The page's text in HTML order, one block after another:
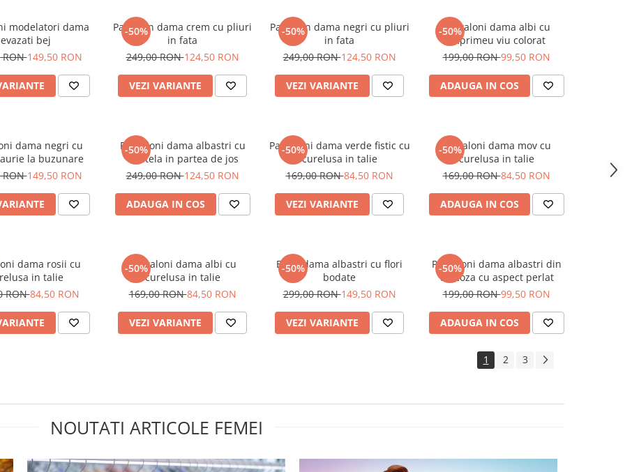
modelatori dama
evazati bej
RON149,50 RON
-50%
Pantalon dama crem cu pliuri
in fata
249,00 RON124,50 RON
VEZI VARIANTE
-50%
Pantalon dama negri cu pliuri
in fata
249,00 RON124,50 RON
VEZI VARIANTE
-50%
Pantaloni dama albi cu
imprimeu viu colorat
199,00 RON99,50 RON
ADAUGA IN COS
dama negri cu
la buzunare
RON149,50 RON
-50%
Pantaloni dama albastri cu
dantela in partea de jos
249,00 RON124,50 RON
ADAUGA IN COS
-50%
Pantaloni dama verde fistic cu
curelusa in talie
169,00 RON84,50 RON
VEZI VARIANTE
-50%
Pantaloni dama mov cu
curelusa in talie
169,00 RON84,50 RON
ADAUGA IN COS
dama rosii cu
in talie
RON84,50 RON
-50%
Pantaloni dama albi cu
curelusa in talie
169,00 RON84,50 RON
VEZI VARIANTE
-50%
Blugi dama albastri cu flori
bodate
299,00 RON149,50 RON
VEZI VARIANTE
-50%
Pantaloni dama albastri din
vascoza cu aspect perlat
199,00 RON99,50 RON
ADAUGA IN COS
1 2 3
NOUTATI ARTICOLE FEMEI